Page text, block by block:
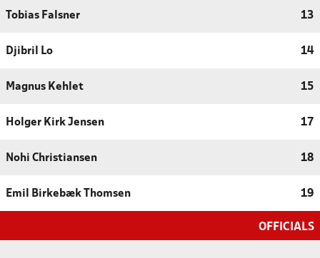
Tobias Falsner 13
Djibril Lo 14
Magnus Kehlet 15
Holger Kirk Jensen 17
Nohi Christiansen 18
Emil Birkebæk Thomsen 19
OFFICIALS